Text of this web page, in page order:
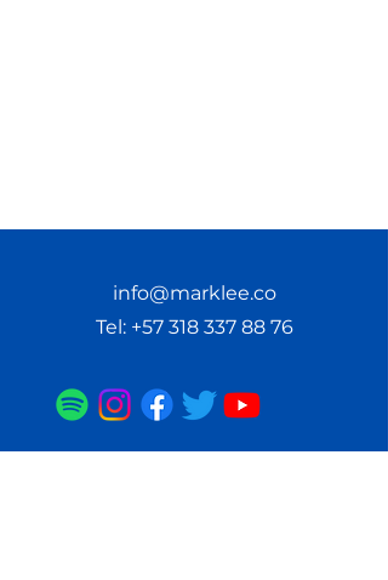
info@marklee.co
Tel: +57 318 337 88 76